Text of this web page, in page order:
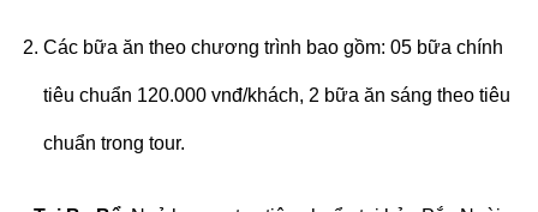
Các bữa ăn theo chương trình bao gồm: 05 bữa chính
tiêu chuẩn 120.000 vnđ/khách, 2 bữa ăn sáng theo tiêu
chuẩn trong tour.